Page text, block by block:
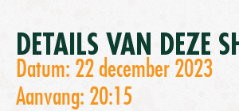
DETAILS VAN DEZE
Datum: 22 december 2023
Aanvang: 20:15